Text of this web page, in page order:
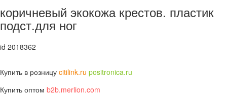
коричневый экокожа крестов. пластик
подст.для ног
id 2018362
Купить в розницу citilink.ru positronica.ru
Купить оптом b2b.merlion.com